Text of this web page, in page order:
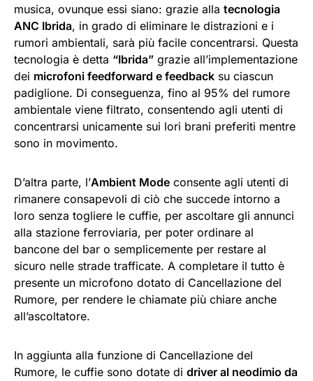
musica, ovunque essi siano: grazie alla tecnologia
ANC Ibrida, in grado di eliminare le distrazioni e i
rumori ambientali, sarà più facile concentrarsi. Questa
tecnologia è detta “Ibrida” grazie all’implementazione
dei microfoni feedforward e feedback su ciascun
padiglione. Di conseguenza, fino al 95% del rumore
ambientale viene filtrato, consentendo agli utenti di
concentrarsi unicamente sui lori brani preferiti mentre
sono in movimento.
D’altra parte, l’Ambient Mode consente agli utenti di
rimanere consapevoli di ciò che succede intorno a
loro senza togliere le cuffie, per ascoltare gli annunci
alla stazione ferroviaria, per poter ordinare al
bancone del bar o semplicemente per restare al
sicuro nelle strade trafficate. A completare il tutto è
presente un microfono dotato di Cancellazione del
Rumore, per rendere le chiamate più chiare anche
all’ascoltatore.
In aggiunta alla funzione di Cancellazione del
Rumore, le cuffie sono dotate di driver al neodimio da